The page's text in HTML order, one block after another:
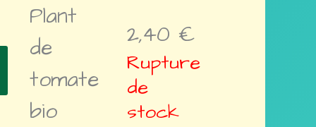
Plant
de
tomate
bio
2,40 €
Rupture
de
stock